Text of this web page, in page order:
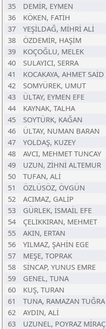
35
DEMİR, EYMEN
36
KÖKEN, FATİH
37
YEŞİLDAĞ, MİHRİ ALİ
38
ÖZDEMİR, HAŞİM
39
KOÇOĞLU, MELEK
40
SULAYICI, SERRA
41
KOCAKAYA, AHMET SAİD
42
SOMYÜREK, UMUT
43
ÜLTAY, EYMEN EFE
44
KAYNAK, TALHA
45
SOYTÜRK, KAĞAN
46
ÜLTAY, NUMAN BARAN
47
YOLDAŞ, KUZEY
48
AVCI, MEHMET TUNCAY
49
UZUN, ZİHNİ ALTEMUR
50
TUFAN, ALİ
51
ÖZLÜSÖZ, ÖVGÜN
52
ACIMAZ, GALİP
53
GÜRLEK, İSMAİL EFE
54
ÇELİKKIRAN, MEHMET
55
AKIN, ERTAN
56
YILMAZ, ŞAHİN EGE
57
MEŞE, TOPRAK
58
SİNCAP, YUNUS EMRE
59
GENEL, TUNA
60
KUŞ, TURAN
61
TUNA, RAMAZAN TUĞRA
62
AYDIN, ALİ
63
UZUNEL, POYRAZ MİRAÇ